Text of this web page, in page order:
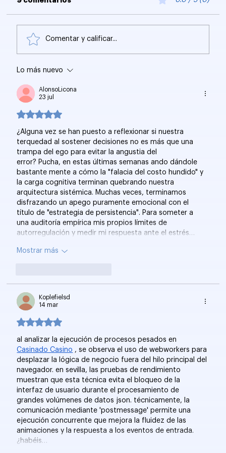
Google Ads
Comentar y calificar...
Lo más nuevo
AlonsoLicona
23 jul
Obtuvo 5 de 5 estrellas.
¿Alguna vez se han puesto a reflexionar si nuestra
terquedad al sostener decisiones no es más que una
trampa del ego para evitar la angustia del
error? Pucha, en estas últimas semanas ando dándole
bastante mente a cómo la "falacia del costo hundido" y
la carga cognitiva terminan quebrando nuestra
arquitectura sistémica. Muchas veces, terminamos
disfrazando un apego puramente emocional con el
título de "estrategia de persistencia". Para someter a
una auditoría empírica mis propios límites de
autorregulación y medir mi respuesta ante el estrés…
Mostrar más
Koplefielsd
14 mar
Obtuvo 5 de 5 estrellas.
al analizar la ejecución de procesos pesados en
Casinado Casino , se observa el uso de webworkers para
desplazar la lógica de negocio fuera del hilo principal del
navegador. en sevilla, las pruebas de rendimiento
muestran que esta técnica evita el bloqueo de la
interfaz de usuario durante el procesamiento de
grandes volúmenes de datos json. técnicamente, la
comunicación mediante 'postmessage' permite una
ejecución concurrente que mejora la fluidez de las
animaciones y la respuesta a los eventos de entrada.
¿habéis…